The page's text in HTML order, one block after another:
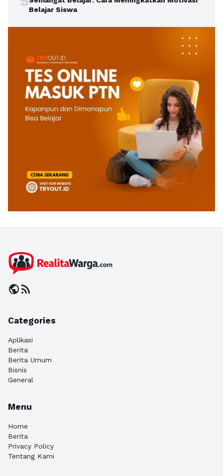
Belajar Siswa
publicrss_feed
Categories
Aplikasi
Berita
Berita Umum
Bisnis
General
Menu
Home
Berita
Privacy Policy
Tentang Kami